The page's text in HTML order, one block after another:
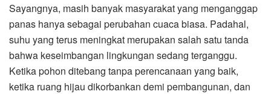
Sayangnya, masih banyak masyarakat yang menganggap
panas hanya sebagai perubahan cuaca biasa. Padahal,
suhu yang terus meningkat merupakan salah satu tanda
bahwa keseimbangan lingkungan sedang terganggu.
Ketika pohon ditebang tanpa perencanaan yang baik,
ketika ruang hijau dikorbankan demi pembangunan, dan